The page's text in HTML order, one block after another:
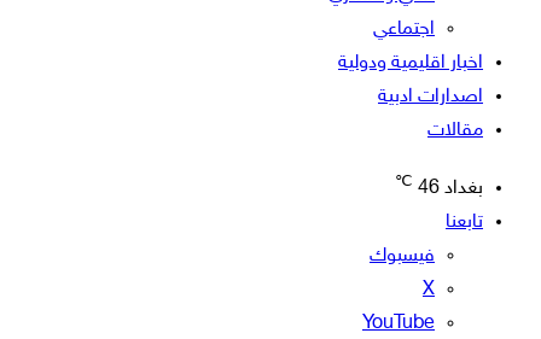
اجتماعي
اخبار اقليمية ودولية
اصدارات ادبية
مقالات
بغداد 46
℃
تابعنا
فيسبوك
‫X
‫YouTube